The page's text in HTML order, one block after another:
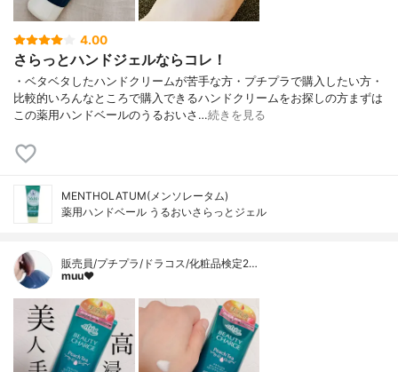
4.00
さらっとハンドジェルならコレ！
・ベタベタしたハンドクリームが苦手な方・プチプラで購入したい方・
比較的いろんなところで購入できるハンドクリームをお探しの方まずは
この薬用ハンドベールのうるおいさ…続きを見る
MENTHOLATUM(メンソレータム)
薬用ハンドベール うるおいさらっとジェル
販売員/プチプラ/ドラコス/化粧品検定2…
muu❤︎